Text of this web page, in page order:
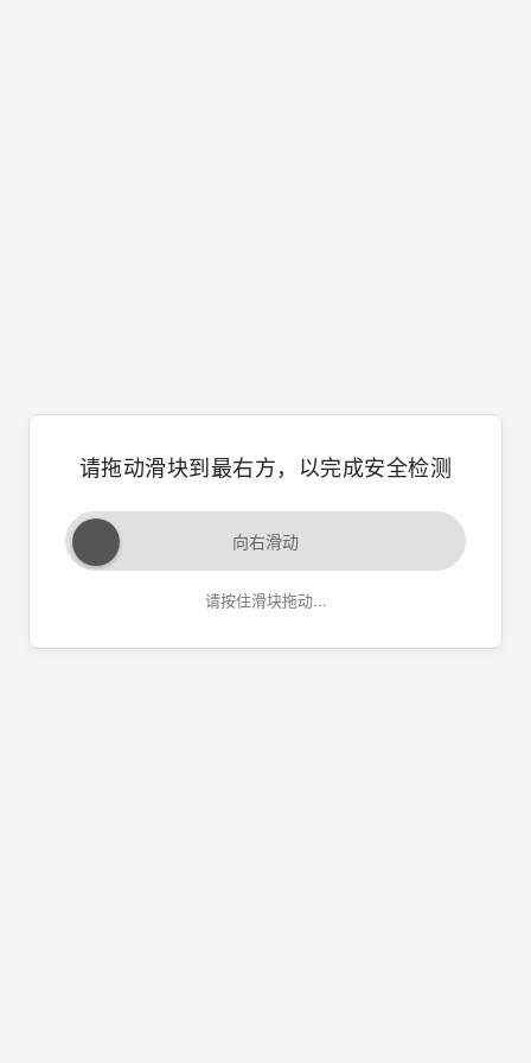
请拖动滑块到最右方，以完成安全检测
向右滑动
请按住滑块拖动...